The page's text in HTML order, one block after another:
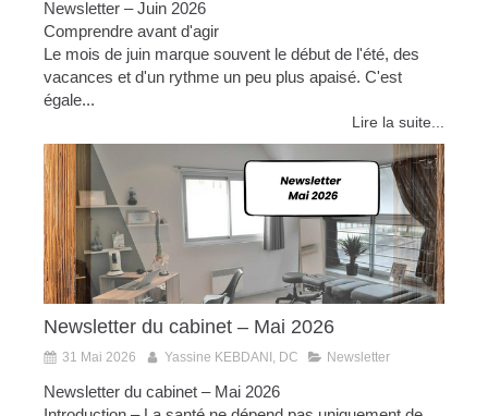
Newsletter – Juin 2026
Comprendre avant d'agir
Le mois de juin marque souvent le début de l'été, des
vacances et d'un rythme un peu plus apaisé. C'est
égale...
Lire la suite...
Newsletter du cabinet – Mai 2026
31 Mai 2026 Yassine KEBDANI, DC Newsletter
Newsletter du cabinet – Mai 2026